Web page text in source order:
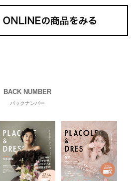
BACK NUMBER
バックナンバー